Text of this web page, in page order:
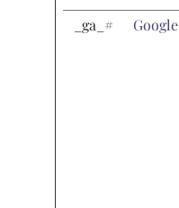
_ga_# Google